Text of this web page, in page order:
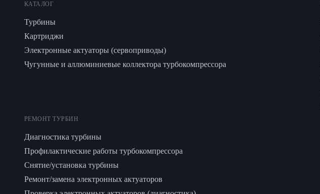
КАТАЛОГ
Турбины
Картриджи
Электронные актуаторы (сервоприводы)
Чугунные и аллюминиевые коллектора турбокомпрессора
РЕМОНТ ТУРБИН
Диагностика турбины
Профилактические работы турбокомпрессора
Снятие/установка турбины
Ремонт/замена электронных актуаторов